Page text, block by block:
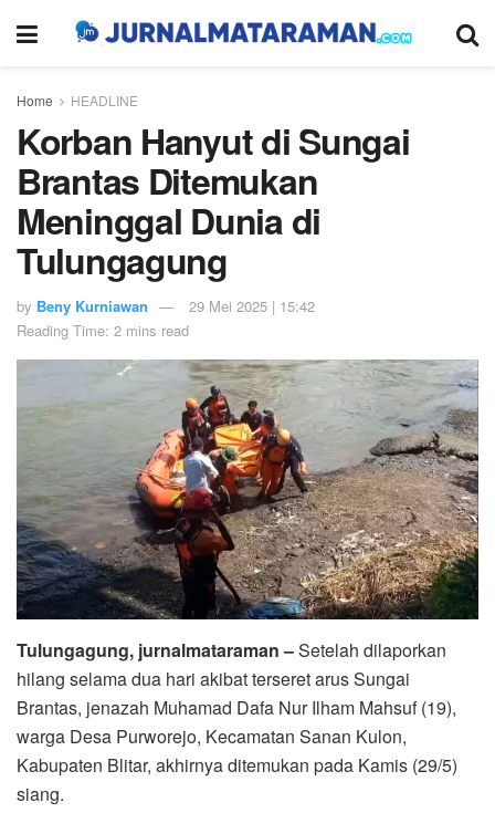
Home HEADLINE
Korban Hanyut di Sungai
Brantas Ditemukan
Meninggal Dunia di
Tulungagung
by Beny Kurniawan
29 Mei 2025 | 15:42
Reading Time: 2 mins read
Tulungagung, jurnalmataraman –Setelah dilaporkan
hilang selama dua hari akibat terseret arus Sungai
Brantas, jenazah Muhamad Dafa Nur Ilham Mahsuf (19),
warga Desa Purworejo, Kecamatan Sanan Kulon,
Kabupaten Blitar, akhirnya ditemukan pada Kamis (29/5)
siang.